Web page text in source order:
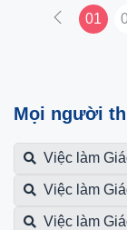
01
Mọi người
Việc làm
Việc làm
Việc làm